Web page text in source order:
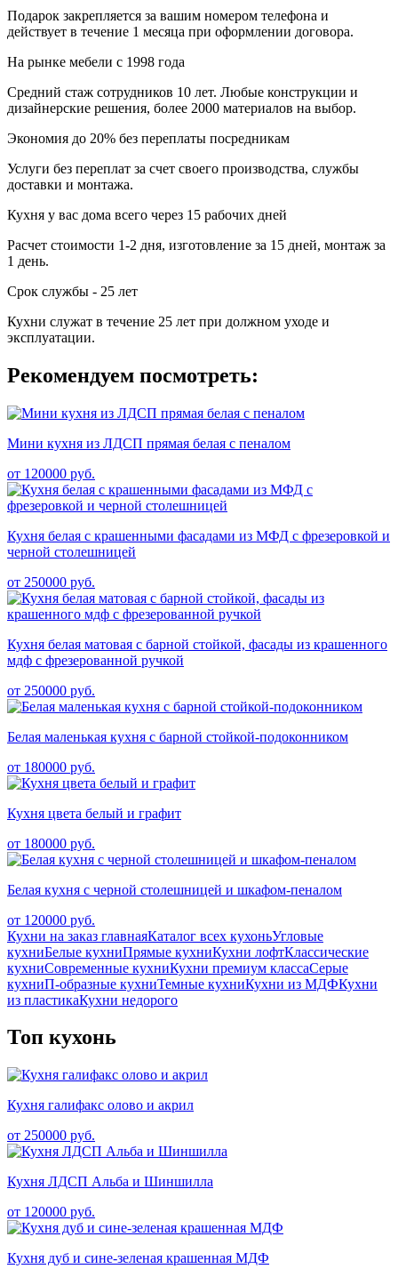
Подарок закрепляется за вашим номером телефона и
действует в течение 1 месяца при оформлении договора.
На рынке мебели с 1998 года
Средний стаж сотрудников 10 лет. Любые конструкции и
дизайнерские решения, более 2000 материалов на выбор.
Экономия до 20% без переплаты посредникам
Услуги без переплат за счет своего производства, службы
доставки и монтажа.
Кухня у вас дома всего через 15 рабочих дней
Расчет стоимости 1-2 дня, изготовление за 15 дней, монтаж за
1 день.
Срок службы - 25 лет
Кухни служат в течение 25 лет при должном уходе и
эксплуатации.
Рекомендуем посмотреть:
Мини кухня из ЛДСП прямая белая с пеналом
от 120000 руб.
Кухня белая с крашенными фасадами из МФД с фрезеровкой и
черной столешницей
от 250000 руб.
Кухня белая матовая с барной стойкой, фасады из крашенного
мдф с фрезерованной ручкой
от 250000 руб.
Белая маленькая кухня с барной стойкой-подоконником
от 180000 руб.
Кухня цвета белый и графит
от 180000 руб.
Белая кухня с черной столешницей и шкафом-пеналом
от 120000 руб.
Кухни на заказ главнаяКаталог всех кухоньУгловые
кухниБелые кухниПрямые кухниКухни лофтКлассические
кухниСовременные кухниКухни премиум классаСерые
кухниП-образные кухниТемные кухниКухни из МДФКухни
из пластикаКухни недорого
Топ кухонь
Кухня галифакс олово и акрил
от 250000 руб.
Кухня ЛДСП Альба и Шиншилла
от 120000 руб.
Кухня дуб и сине-зеленая крашенная МДФ